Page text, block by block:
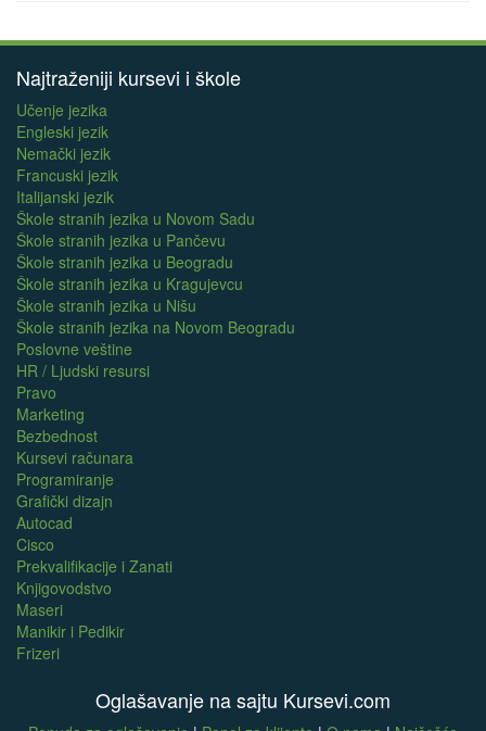
Najtraženiji kursevi i škole
Učenje jezika
Engleski jezik
Nemački jezik
Francuski jezik
Italijanski jezik
Škole stranih jezika u Novom Sadu
Škole stranih jezika u Pančevu
Škole stranih jezika u Beogradu
Škole stranih jezika u Kragujevcu
Škole stranih jezika u Nišu
Škole stranih jezika na Novom Beogradu
Poslovne veštine
HR / Ljudski resursi
Pravo
Marketing
Bezbednost
Kursevi računara
Programiranje
Grafički dizajn
Autocad
Cisco
Prekvalifikacije i Zanati
Knjigovodstvo
Maseri
Manikir i Pedikir
Frizeri
Oglašavanje na sajtu Kursevi.com